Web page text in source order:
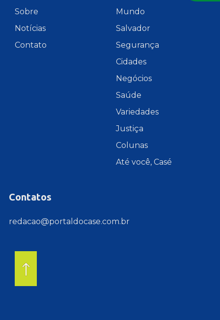
Sobre
Notícias
Contato
Mundo
Salvador
Segurança
Cidades
Negócios
Saúde
Variedades
Justiça
Colunas
Até você, Casé
Contatos
redacao@portaldocase.com.br